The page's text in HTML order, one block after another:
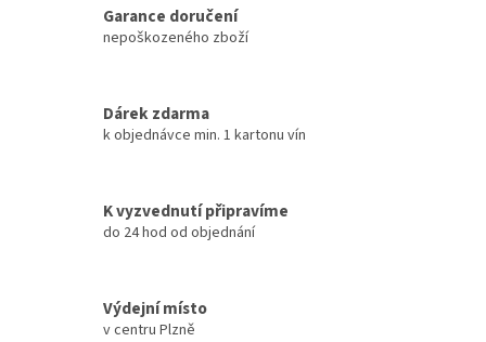
Garance doručení
nepoškozeného zboží
Dárek zdarma
k objednávce min. 1 kartonu vín
K vyzvednutí připravíme
do 24 hod od objednání
Výdejní místo
v centru Plzně